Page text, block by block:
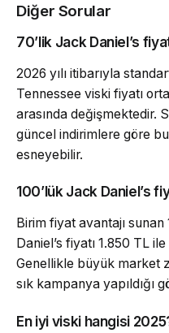
Diğer Sorular
70’lik Jack Daniel’s
2026 yılı itibarıyla
Tennessee viski fiyatı
arasında değişmektedir.
güncel indirimlere göre
esneyebilir.
100’lük Jack Daniel’s
Birim fiyat avantajı
Daniel’s fiyatı 1.850 TL
Genellikle büyük market
sık kampanya yapıldığı
En iyi viski hangisi